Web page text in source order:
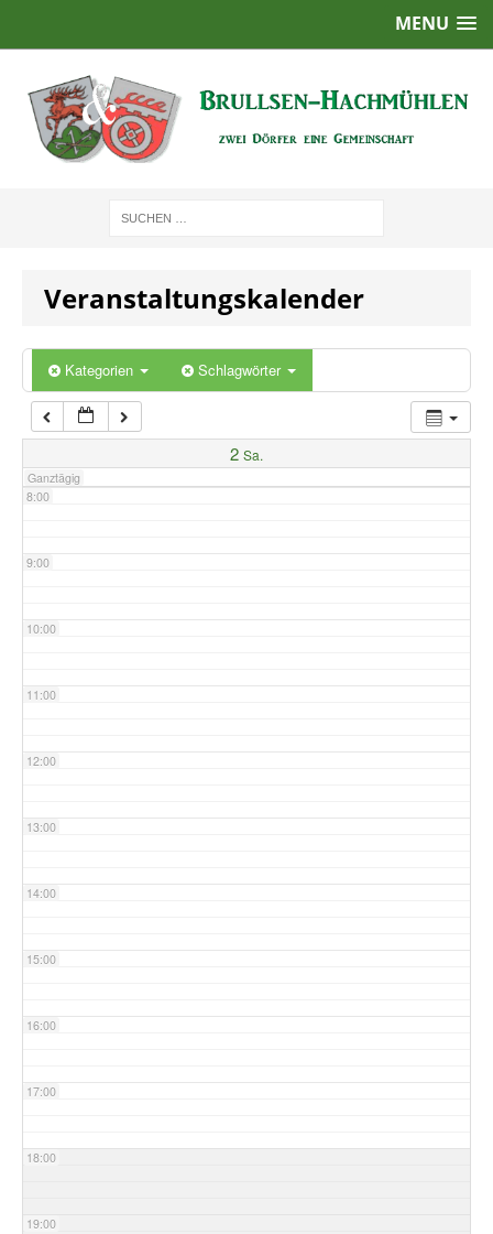
MENU
Veranstaltungskalender
Kategorien Schlagwörter
2 Sa.
Ganztägig
2:00
5:00
7:00
8:00
9:00
10:00
11:00
12:00
13:00
14:00
15:00
16:00
17:00
18:00
19:00